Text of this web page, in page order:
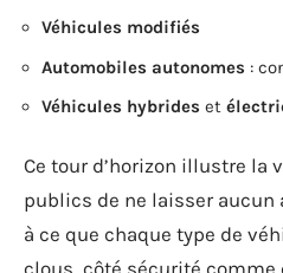
Véhicules modifiés
Automobiles autonomes :
Véhicules hybrides et
Ce tour d’horizon illustre la
publics de ne laisser
à ce que chaque type de
clous, côté sécurité comme